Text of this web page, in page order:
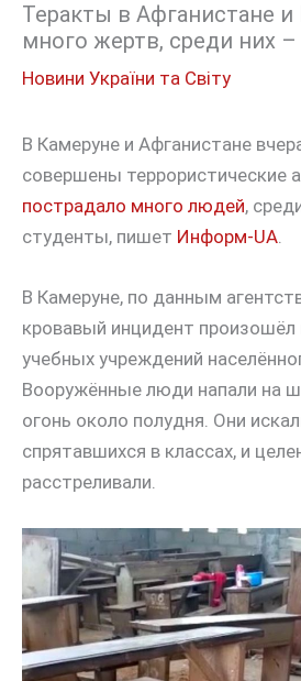
Теракты в Афганистане и
много жертв, среди них
Новини України та Світу
В Камеруне и Афганистане
совершены террористические
пострадало много людей,
студенты, пишет Информ-UA.
В Камеруне, по данным
кровавый инцидент произошёл
учебных учреждений
Вооружённые люди напали на
огонь около полудня. Они
спрятавшихся в классах, и
расстреливали.